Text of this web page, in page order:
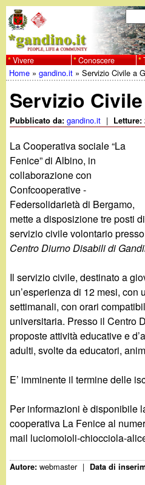
al
contenuto
principale
w
w
w
.
g
a
n
d
i
n
o
.
i
t
F
o
r
m
d
i
c
e
c
a
C
e
r
c
a
Vivere Conoscere
Tu
sei
Home »gandino.it »Servizio Civile a
Servizio
Pubblicato da:gandino.it | Letture:
La Cooperativa sociale “La
Fenice” di Albino, in
collaborazione con
Confcooperative -
Federsolidarietà di Bergamo,
mette a disposizione tre posti di
servizio civile volontario
Centro Diurno Disabili di
Il servizio civile, destinato a
un’esperienza di 12 mesi, con
settimanali, con orari
universitaria. Presso il Centro
proposte attività educative e
adulti, svolte da educatori,
E’ imminente il termine delle
Per informazioni è disponibile
cooperativa La Fenice al
mail luciomoioli-chiocciola-
Autore:webmaster | Data di